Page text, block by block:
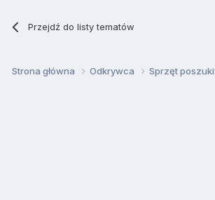
Przejdź do listy tematów
Strona główna Odkrywca Sprzęt